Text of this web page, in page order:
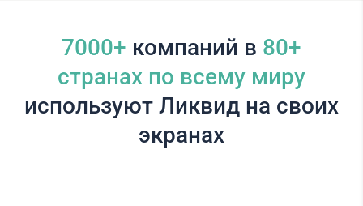
7000+ компаний в 80+
cтранах по всему миру
используют Ликвид на своих
экранах